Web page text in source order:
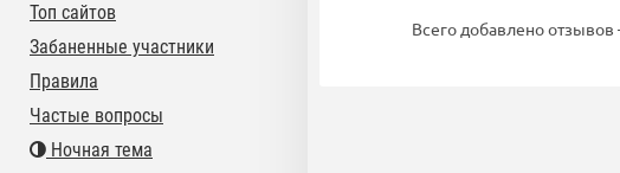
Всего добавлено
Топ сайтов
Забаненные участники
Правила
Частые вопросы
Ночная тема